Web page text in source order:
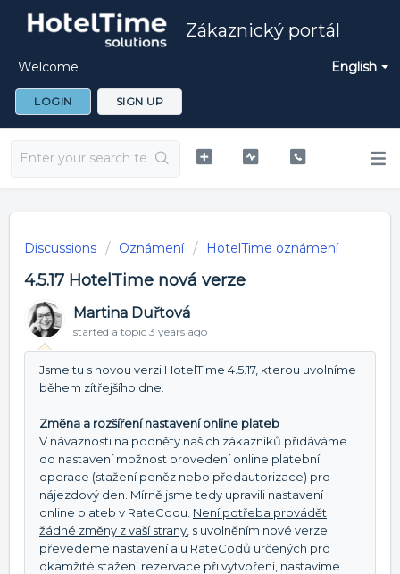
Zákaznický portál
English
Welcome
LOGIN SIGN UP
Discussions Oznámení HotelTime oznámení
4.5.17 HotelTime nová verze
Martina Duřtová
started a topic 3 years ago
Jsme tu s novou verzi HotelTime 4.5.17, kterou uvolníme
během zítřejšího dne.
Změna a rozšíření nastavení online plateb
V návaznosti na podněty našich zákazníků přidáváme
do nastavení možnost provedení online platební
operace (stažení peněz nebo předautorizace) pro
nájezdový den. Mírně jsme tedy upravili nastavení
online plateb v RateCodu. Není potřeba provádět
žádné změny z vaší strany , s uvolněním nové verze
převedeme nastavení a u RateCodů určených pro
okamžité stažení rezervace při vytvoření, nastavíme